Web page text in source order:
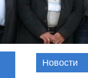
Новости